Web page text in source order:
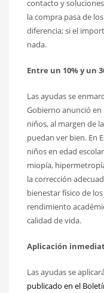
contacto y
la compra pasa de
diferencia; si el
nada.
Entre un 10% y un
Las ayudas se
Gobierno anunció
niños, al margen de
puedan ver bien. En
niños en edad
miopía,
la corrección
bienestar físico de
rendimiento
calidad de vida.
Aplicación
Las ayudas se
publicado en el